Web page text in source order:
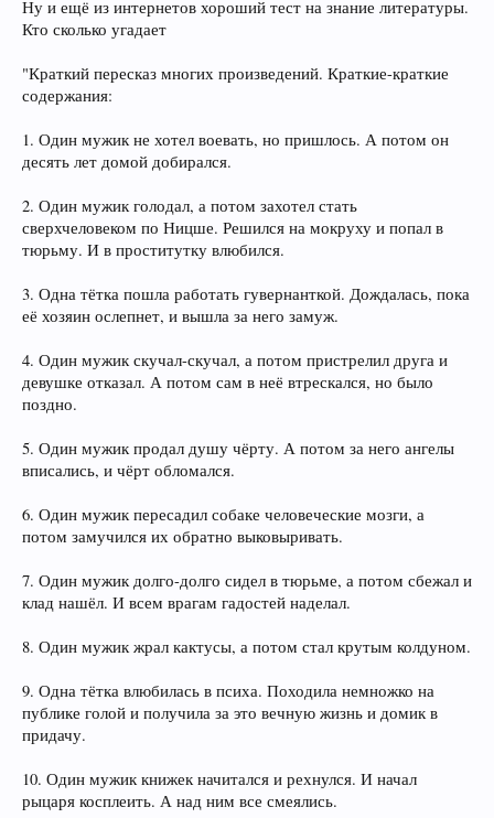
Ну и ещё из интернетов хороший тест на знание литературы.
Кто сколько угадает
"Краткий пересказ многих произведений. Краткие-краткие
содержания:
1. Один мужик не хотел воевать, но пришлось. А потом он
десять лет домой добирался.
2. Один мужик голодал, а потом захотел стать
сверхчеловеком по Ницше. Решился на мокруху и попал в
тюрьму. И в проститутку влюбился.
3. Одна тётка пошла работать гувернанткой. Дождалась, пока
её хозяин ослепнет, и вышла за него замуж.
4. Один мужик скучал-скучал, а потом пристрелил друга и
девушке отказал. А потом сам в неё втрескался, но было
поздно.
5. Один мужик продал душу чёрту. А потом за него ангелы
вписались, и чёрт обломался.
6. Один мужик пересадил собаке человеческие мозги, а
потом замучился их обратно выковыривать.
7. Один мужик долго-долго сидел в тюрьме, а потом сбежал и
клад нашёл. И всем врагам гадостей наделал.
8. Один мужик жрал кактусы, а потом стал крутым колдуном.
9. Одна тётка влюбилась в психа. Походила немножко на
публике голой и получила за это вечную жизнь и домик в
придачу.
10. Один мужик книжек начитался и рехнулся. И начал
рыцаря косплеить. А над ним все смеялись.